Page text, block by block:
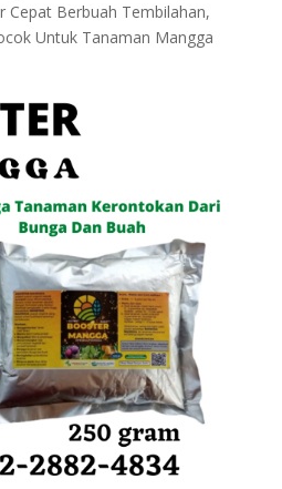
Cepat Berbuah Tembilahan,
Untuk Tanaman Mangga